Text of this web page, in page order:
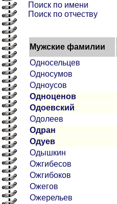
Поиск по имени
Поиск по отчеству
Мужские фамилии
Односельцев
Односумов
Одноусов
Одноценов
Одоевский
Одолеев
Одран
Одуев
Одышкин
Ожгибесов
Ожгибоков
Ожегов
Ожерельев